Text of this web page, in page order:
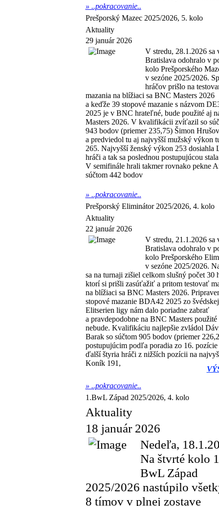
» ..pokracovanie..
Prešporský Mazec 2025/2026, 5. kolo
Aktuality
29 január 2026
V stredu, 28.1.2026 sa
Bratislava odohralo v
kolo Prešporského
v sezóne 2025/2026.
hráčov prišlo na
mazania na blížiaci sa BNC Masters 2026
a keďže 39 stopové mazanie s názvom
2025 je v BNC hrateľné, bude použité aj
Masters 2026. V kvalifikácii zvíťazil so
943 bodov (priemer 235,75) Šimon
a predviedol tu aj najvyšší mužský výkon
265. Najvyšší ženský výkon 253
hráči a tak sa poslednou postupujúcou
V semifinále hrali takmer rovnako pekne
súčtom 442 bodov
» ..pokracovanie..
Prešporský Eliminátor 2025/2026, 4. kolo
Aktuality
22 január 2026
V stredu, 21.1.2026 sa
Bratislava odohralo v
kolo Prešporského
v sezóne 2025/2026.
sa na turnaji zišiel celkom slušný počet 30
ktorí si prišli zasúťažiť a pritom testovať
na blížiaci sa BNC Masters 2026.
stopové mazanie BDA42 2025 zo švédskej
Elitserien ligy nám dalo poriadne zabrať
a pravdepodobne na BNC Masters použité
nebude. Kvalifikáciu najlepšie zvládol
Barak so súčtom 905 bodov (priemer
postupujúcim podľa poradia zo 16.
ďalší štyria hráči z nižších pozícii na
Koník 191,
» ..pokracovanie..
1.BwL Západ 2025/2026, 4. kolo
Aktuality
18 január 2026
Nedeľa,
Na štvrté kolo
BwL Západ
2025/2026 nastúpilo
8 tímov v plnej zostave